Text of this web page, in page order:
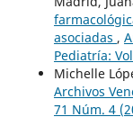
asociadas ,
Pediatría:
Michelle
Archivos
71 Núm. 4